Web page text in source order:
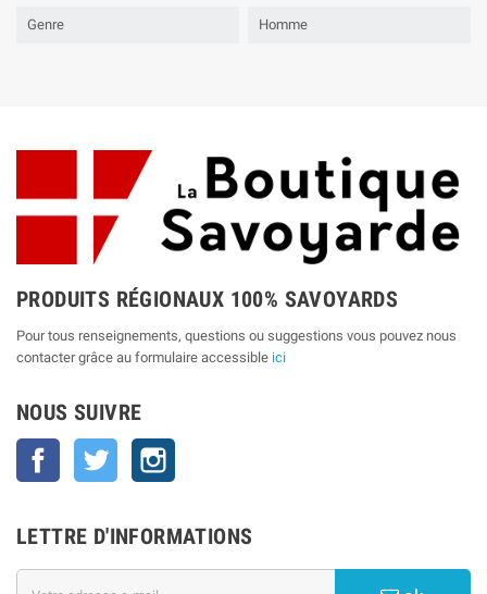
Genre Homme
PRODUITS RÉGIONAUX 100% SAVOYARDS
Pour tous renseignements, questions ou suggestions vous pouvez nous
contacter grâce au formulaire accessible ici
NOUS SUIVRE
Facebook Twitter
LETTRE D'INFORMATIONS